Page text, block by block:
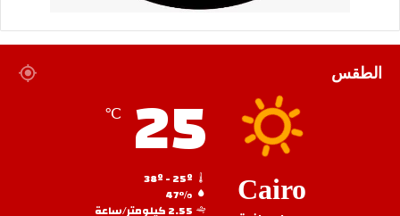
الطقس
Cairo
25
℃
47%
2.55 كيلومتر/ساعة